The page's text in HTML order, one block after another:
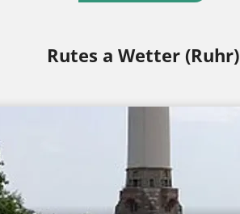
Rutes a Wetter (Ruhr)